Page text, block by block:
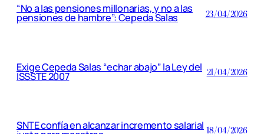
“No a las pensiones millonarias, y no a las
pensiones de hambre”: Cepeda Salas 23/04/2026
Exige Cepeda Salas “echar abajo” la Ley del
ISSSTE 2007 21/04/2026
SNTE confía en alcanzar incremento salarial 18/04/2026